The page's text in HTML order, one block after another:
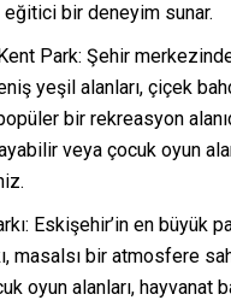
bir deneyim sunar.
Park: Şehir
yeşil alanları, çiçek
bir rekreasyon
veya çocuk oyun
Eskişehir’in en büyük
masalsı bir atmosfere
oyun alanları, hayvanat